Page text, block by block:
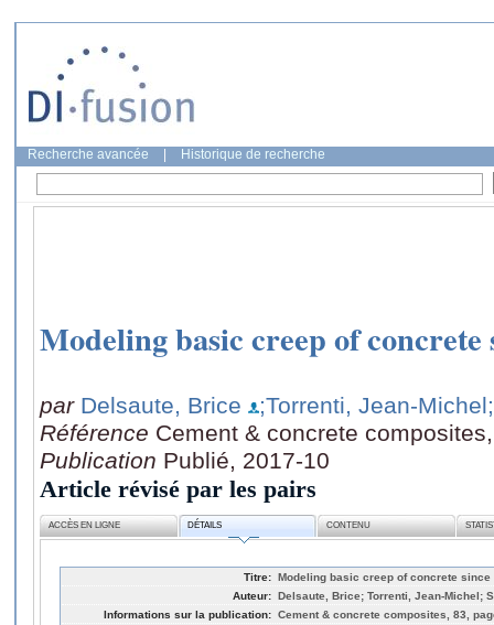
Recherche avancée Historique de recherche
Modeling basic creep of
par Delsaute, Brice ;Torrenti, Jean-Michel
Référence Cement & concrete
Publication Publié, 2017-10
Article révisé par les pairs
ACCÈS EN LIGNE DÉTAILS CONTENU
Titre: Modeling basic creep of concrete since
Auteur: Delsaute, Brice; Torrenti, Jean-Michel;
Informations sur la publication: Cement & concrete composites, 83,